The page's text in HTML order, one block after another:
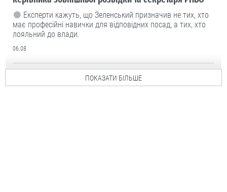
Експерти кажуть, що Зеленський призначив не тих, хто
має професійні навички для відповідних посад, а тих, хто
лояльний до влади.
06.08
ПОКАЗАТИ БІЛЬШЕ